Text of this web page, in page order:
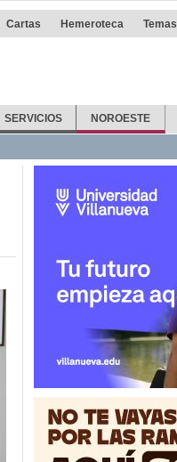
Cartas Hemeroteca Temas
SERVICIOS NOROESTE